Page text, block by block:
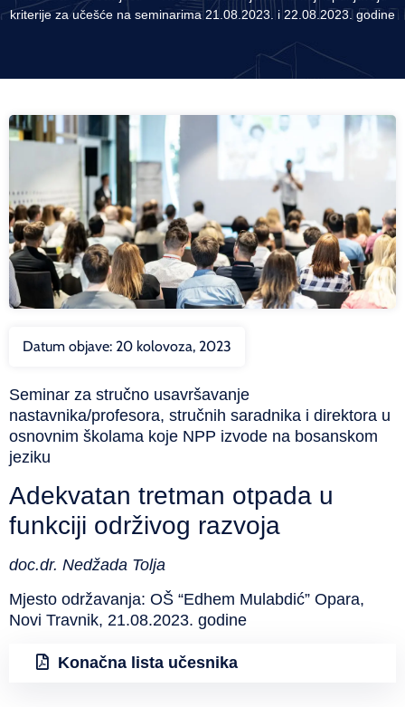
kriterije za učešće na seminarima 21.08.2023. i 22.08.2023. godine
Datum objave: 20 kolovoza, 2023
Seminar za stručno usavršavanje
nastavnika/profesora, stručnih saradnika i direktora u
osnovnim školama koje NPP izvode na bosanskom
jeziku
Adekvatan tretman otpada u
funkciji održivog razvoja
doc.dr. Nedžada Tolja
Mjesto održavanja: OŠ “Edhem Mulabdić” Opara,
Novi Travnik, 21.08.2023. godine
Konačna lista učesnika